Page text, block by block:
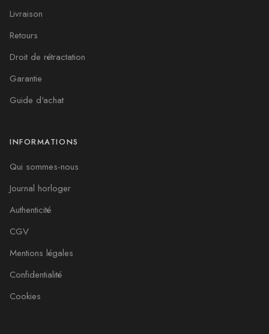
Livraison
Retours
Droit de rétractation
Garantie
Guide d'achat
INFORMATIONS
Qui sommes-nous
Journal horloger
Authenticité
CGV
Mentions légales
Confidentialité
Cookies